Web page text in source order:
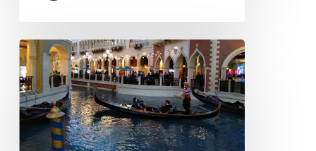
Los
canales
de
Venecia
en